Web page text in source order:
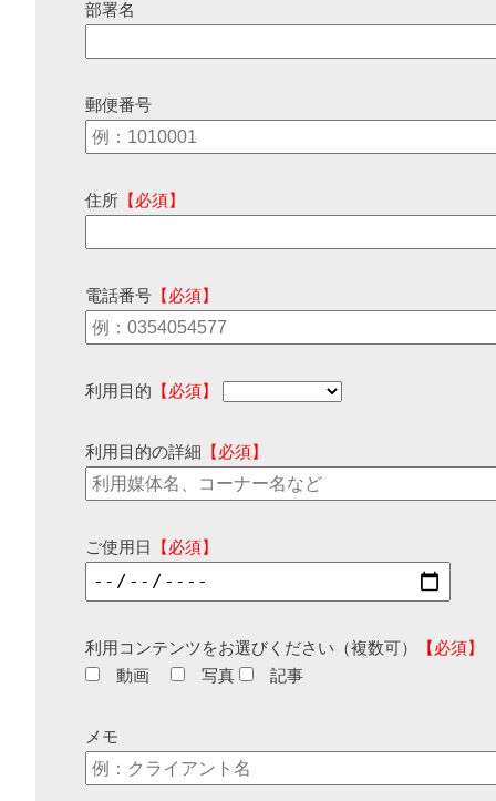
部署名
郵便番号
住所 【必須】
電話番号 【必須】
利用目的 【必須】
利用目的の詳細 【必須】
ご使用日 【必須】
利用コンテンツをお選びください（複数可）
【必須】
動画
写真 記事
メモ